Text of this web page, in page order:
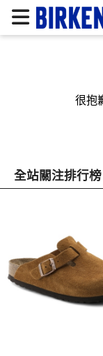
BIRKENSTOCK 德
很抱
全站關注排行榜